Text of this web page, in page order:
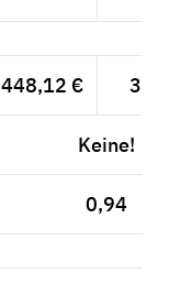
448,12 €
Keine!
0,94